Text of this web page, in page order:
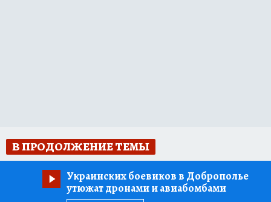
В ПРОДОЛЖЕНИЕ ТЕМЫ
Украинских боевиков в Доброполье
утюжат дронами и авиабомбами